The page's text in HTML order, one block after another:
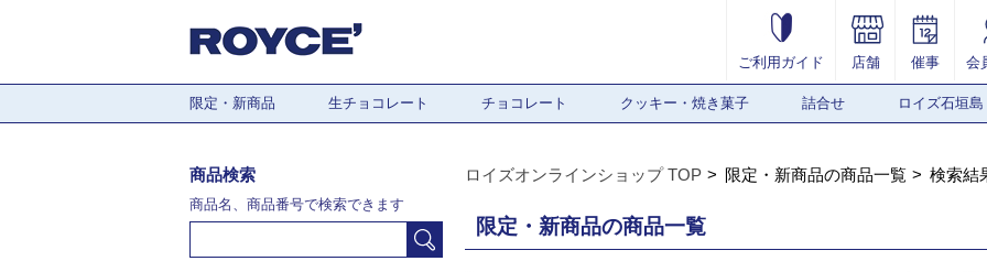
ご利用ガイド 店舗 催事 会
限定・新商品 生チョコレート チョコレート クッキー・焼き菓子 詰合せ ロイズ石垣島
ロイズオンラインショップ TOP 限定・新商品の商品一覧 検索結
限定・新商品の商品一覧
商品検索
商品名、商品番号で検索できます